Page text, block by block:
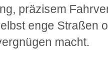
präzisem
enge Straßen
macht.